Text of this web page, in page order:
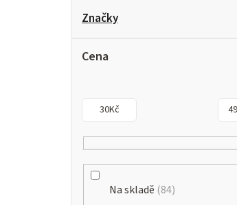
Značky
Cena
30Kč
Na skladě 84